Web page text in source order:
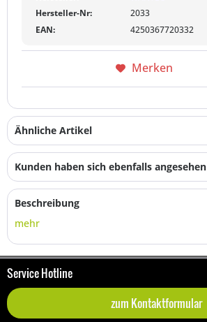
Hersteller-Nr:
2033
EAN:
4250367720332
Merken
Ähnliche Artikel
Kunden haben sich ebenfalls angesehen
Beschreibung
mehr
Service Hotline
zum Kontaktformular